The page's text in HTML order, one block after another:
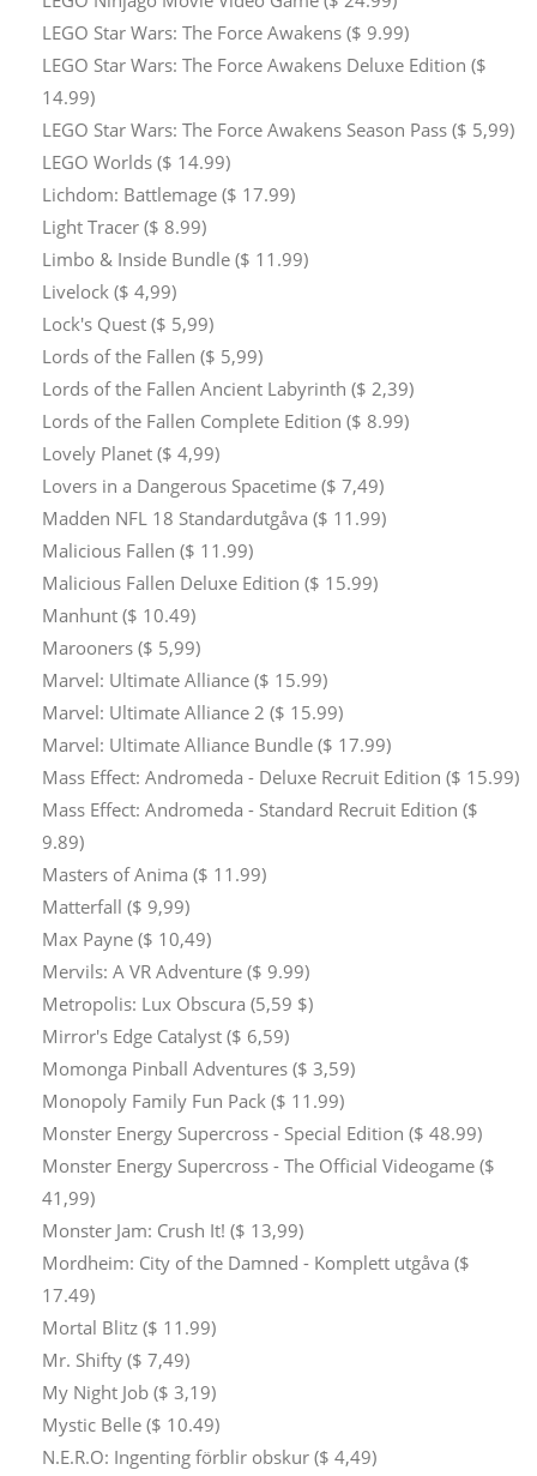
LEGO Star Wars: The Force Awakens ($ 9.99)
LEGO Star Wars: The Force Awakens Deluxe Edition ($
14.99)
LEGO Star Wars: The Force Awakens Season Pass ($ 5,99)
LEGO Worlds ($ 14.99)
Lichdom: Battlemage ($ 17.99)
Light Tracer ($ 8.99)
Limbo & Inside Bundle ($ 11.99)
Livelock ($ 4,99)
Lock's Quest ($ 5,99)
Lords of the Fallen ($ 5,99)
Lords of the Fallen Ancient Labyrinth ($ 2,39)
Lords of the Fallen Complete Edition ($ 8.99)
Lovely Planet ($ 4,99)
Lovers in a Dangerous Spacetime ($ 7,49)
Madden NFL 18 Standardutgåva ($ 11.99)
Malicious Fallen ($ 11.99)
Malicious Fallen Deluxe Edition ($ 15.99)
Manhunt ($ 10.49)
Marooners ($ 5,99)
Marvel: Ultimate Alliance ($ 15.99)
Marvel: Ultimate Alliance 2 ($ 15.99)
Marvel: Ultimate Alliance Bundle ($ 17.99)
Mass Effect: Andromeda - Deluxe Recruit Edition ($ 15.99)
Mass Effect: Andromeda - Standard Recruit Edition ($
9.89)
Masters of Anima ($ 11.99)
Matterfall ($ 9,99)
Max Payne ($ 10,49)
Mervils: A VR Adventure ($ 9.99)
Metropolis: Lux Obscura (5,59 $)
Mirror's Edge Catalyst ($ 6,59)
Momonga Pinball Adventures ($ 3,59)
Monopoly Family Fun Pack ($ 11.99)
Monster Energy Supercross - Special Edition ($ 48.99)
Monster Energy Supercross - The Official Videogame ($
41,99)
Monster Jam: Crush It! ($ 13,99)
Mordheim: City of the Damned - Komplett utgåva ($
17.49)
Mortal Blitz ($ 11.99)
Mr. Shifty ($ 7,49)
My Night Job ($ 3,19)
Mystic Belle ($ 10.49)
N.E.R.O: Ingenting förblir obskur ($ 4,49)